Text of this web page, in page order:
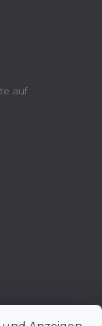
auf